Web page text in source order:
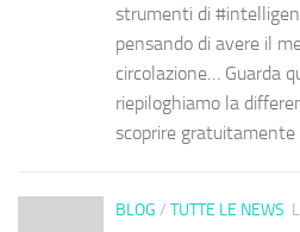
strumenti di
pensando di avere il
circolazione… Guarda
riepiloghiamo la
scoprire gratuitamente
BLOG / TUTTE LE NEWS